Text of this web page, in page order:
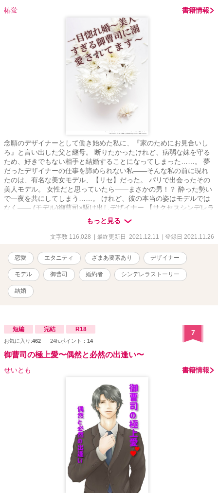
椿蛍 書籍情報
念願のデザイナーとして働き始めた私に、『家のためにお見合いし
ろ』と言い出した父と継母。 断りたかったけれど、病弱な妹を守る
ため、好きでもない相手と結婚することになってしまった……。 夢
だったデザイナーの仕事を諦められない私――そんな私の前に現れ
たのは、有名な美女モデル、【リセ】だった。 パリで出会ったその
美人モデル。 女性だと思っていたら――まさかの男！？ 酔った勢い
で一夜を共にしてしまう……。 けれど、彼の本当の姿はモデルでは
なく―― (モデル)御曹司×駆け出しデザイナー 【サクセスシンデレラ
ストーリー！】 清中琉永（きよなかるな）新人デザイナー 麻王理世
（あさおりせ）麻王グループ御曹司(モデル） 初出2021.11.26 改稿
もっと見る
文字数 116,028 | 最終更新日 2021.12.11 | 登録日 2021.11.26
恋愛 エタニティ ざまあ要素あり デザイナー
モデル 御曹司 婚約者 シンデレラストーリー
結婚
短編 完結 R18
お気に入り:462 24h.ポイント： 14
7
御曹司の極上愛〜偶然と必然の出逢い〜
せいとも 書籍情報